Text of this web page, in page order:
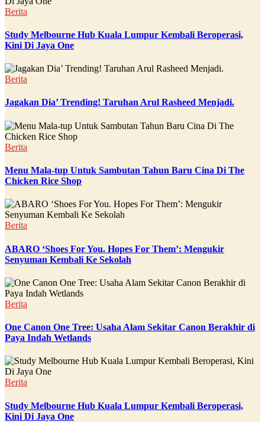
Berita
Study Melbourne Hub Kuala Lumpur Kembali Beroperasi,
Kini Di Jaya One
Berita
Jagakan Dia’ Trending! Taruhan Arul Rasheed Menjadi.
Berita
Menu Mala-tup Untuk Sambutan Tahun Baru Cina Di The
Chicken Rice Shop
Berita
ABARO ‘Shoes For You. Hopes For Them’: Mengukir
Senyuman Kembali Ke Sekolah
Berita
One Canon One Tree: Usaha Alam Sekitar Canon Berakhir di
Paya Indah Wetlands
Berita
Study Melbourne Hub Kuala Lumpur Kembali Beroperasi,
Kini Di Jaya One